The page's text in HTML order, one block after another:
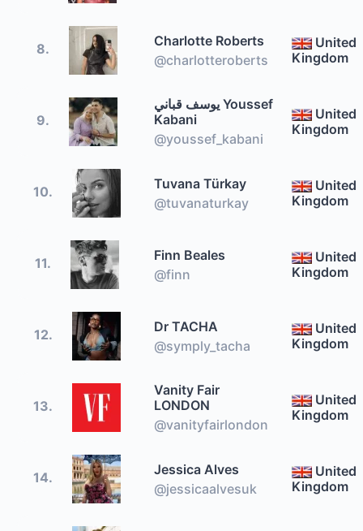
8.
Charlotte Roberts
@charlotteroberts
United
Kingdom
9.
يوسف قباني Youssef
Kabani
@youssef_kabani
United
Kingdom
10.
Tuvana Türkay
@tuvanaturkay
United
Kingdom
11.
Finn Beales
@finn
United
Kingdom
12.
Dr TACHA
@symply_tacha
United
Kingdom
13.
Vanity Fair
LONDON
@vanityfairlondon
United
Kingdom
14.
Jessica Alves
@jessicaalvesuk
United
Kingdom